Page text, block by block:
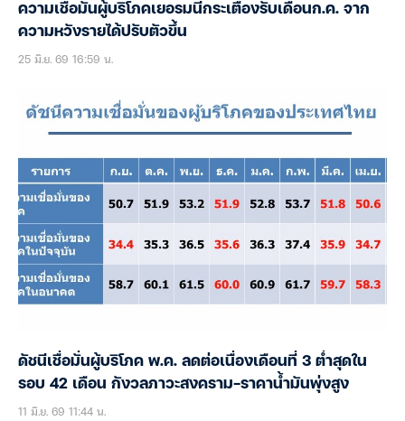
ความเชื่อมั่นผู้บริโภคเยอรมนีกระเตื้องรับเดือนก.ค. จาก
ความหวังรายได้ปรับตัวขึ้น
25 มิ.ย. 69 16:59 น.
ดัชนีเชื่อมั่นผู้บริโภค พ.ค. ลดต่อเนื่องเดือนที่ 3 ต่ำสุดใน
รอบ 42 เดือน กังวลภาวะสงคราม-ราคาน้ำมันพุ่งสูง
11 มิ.ย. 69 11:44 น.